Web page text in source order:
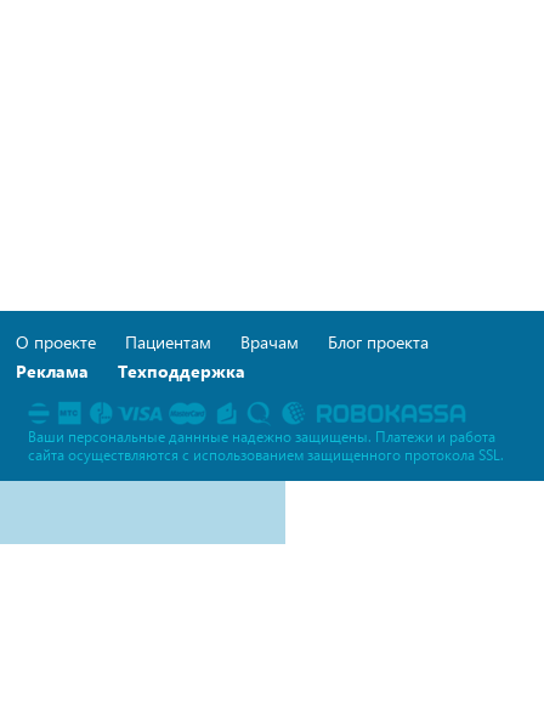
О проекте Пациентам Врачам
Блог проекта
Реклама
Техподдержка
Ваши персональные даннные надежно защищены. Платежи и работа
сайта осуществляются c использованием защищенного протокола SSL.